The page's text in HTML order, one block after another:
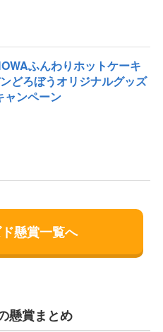
ふんわりホットケーキ
どろぼうオリジナルグッズ
ャンペーン
懸賞一覧へ
懸賞まとめ